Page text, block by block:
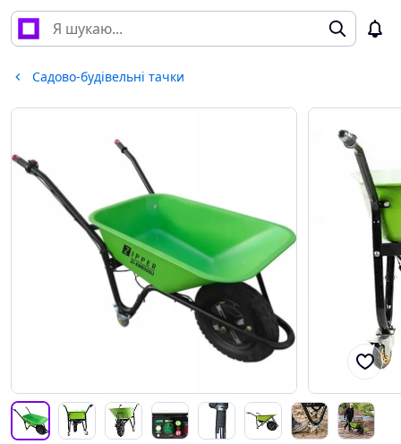
Садово-будівельні тачки